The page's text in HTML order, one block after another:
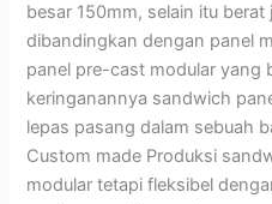
besar 150mm, selain itu
dibandingkan dengan panel
panel pre-cast modular yang
keringanannya sandwich
lepas pasang dalam sebuah
Custom made Produksi
modular tetapi fleksibel